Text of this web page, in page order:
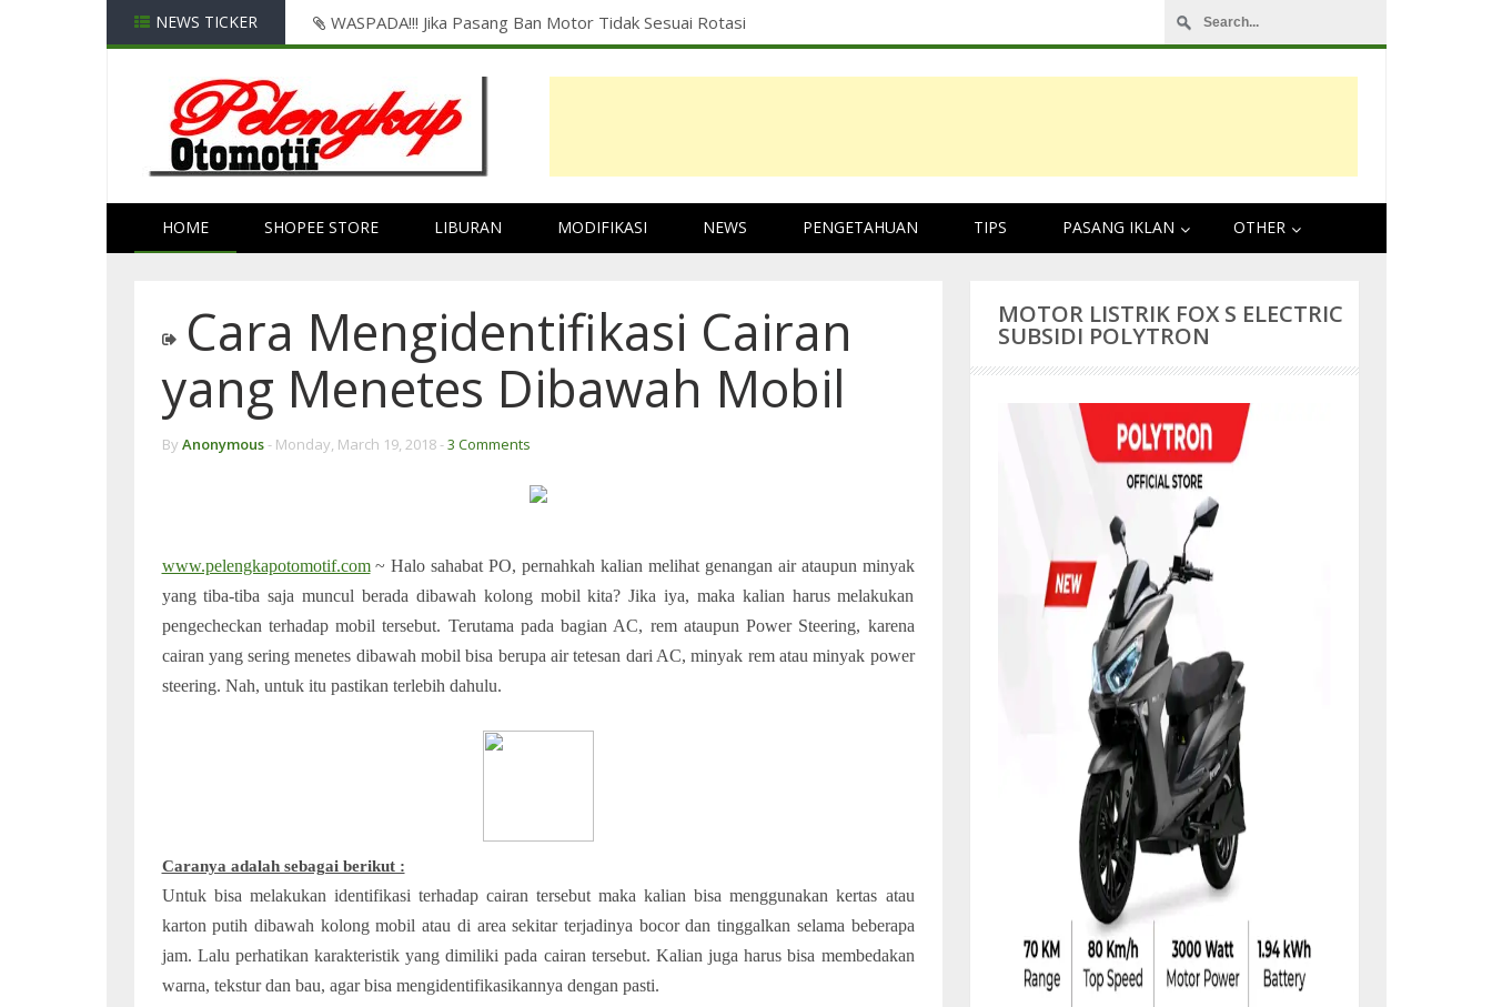
NEWS TICKER
, 2 GRATISS...! 2 di Shopee WASPADA!!! Jika Pasang Ban Motor Tidak Sesuai Rotasi Hitungan Mengganti Oli Mesin Sebelum Mudik
HOME SHOPEE STORE LIBURAN MODIFIKASI NEWS PENGETAHUAN TIPS PASANG IKLAN OTHER
Cara Mengidentifikasi Cairan
yang Menetes Dibawah Mobil
By Anonymous- Monday, March 19, 2018 -3 Comments
www.pelengkapotomotif.com~ Halo sahabat PO, pernahkah kalian melihat genangan air ataupun minyak
yang tiba-tiba saja muncul berada dibawah kolong mobil kita? Jika iya, maka kalian harus melakukan
pengecheckan terhadap mobil tersebut. Terutama pada bagian AC, rem ataupun Power Steering, karena
cairan yang sering menetes dibawah mobil bisa berupa air tetesan dari AC, minyak rem atau minyak power
steering. Nah, untuk itu pastikan terlebih dahulu.
Caranya adalah sebagai berikut :
Untuk bisa melakukan identifikasi terhadap cairan tersebut maka kalian bisa menggunakan kertas atau
karton putih dibawah kolong mobil atau di area sekitar terjadinya bocor dan tinggalkan selama beberapa
jam. Lalu perhatikan karakteristik yang dimiliki pada cairan tersebut. Kalian juga harus bisa membedakan
warna, tekstur dan bau, agar bisa mengidentifikasikannya dengan pasti.
MOTOR LISTRIK FOX S ELECTRIC
SUBSIDI POLYTRON